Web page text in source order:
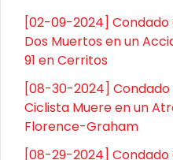
[02-09-2024] Condado
Dos Muertos en un
91 en Cerritos
[08-30-2024] Condado
Ciclista Muere en un
Florence-Graham
[08-29-2024] Condado